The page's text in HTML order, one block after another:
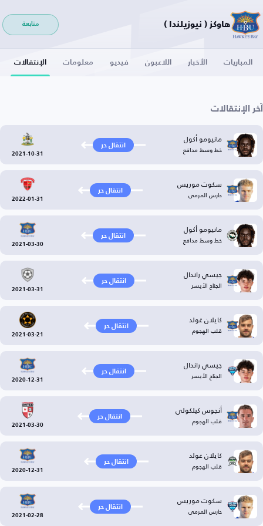
هاوكز ( نيوزيلندا ) متابعة
المباريات الأخبار اللاعبون فيديو معلومات الإنتقالات
آخر الإنتقالات
مانيومو أكول
خط وسط مدافع انتقال حر
2021-10-31
سكوت موريس
حارس المرمى انتقال حر
2022-01-31
مانيومو أكول
خط وسط مدافع انتقال حر
2021-03-30
جيسي راندال
الجناح الأيسر انتقال حر
2021-03-31
كايلان غولد
قلب الهجوم انتقال حر
2021-03-21
جيسي راندال
الجناح الأيسر انتقال حر
2020-12-31
أنجوس كيلكولي
قلب الهجوم انتقال حر
2021-03-30
كايلان غولد
قلب الهجوم انتقال حر
2020-12-31
سكوت موريس
حارس المرمى انتقال حر
2021-02-28